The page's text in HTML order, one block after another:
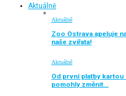
Aktuálně
Aktuálně
Zoo Ostrava apeluje
naše zvířata!
Aktuálně
Od první platby
pomohly změnit…